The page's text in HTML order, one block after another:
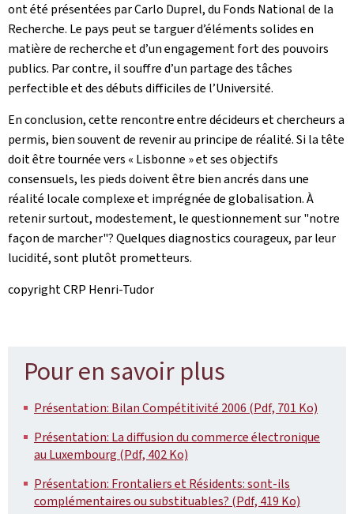
ont été présentées par Carlo Duprel, du Fonds National de la
Recherche. Le pays peut se targuer d’éléments solides en
matière de recherche et d’un engagement fort des pouvoirs
publics. Par contre, il souffre d’un partage des tâches
perfectible et des débuts difficiles de l’Université.
En conclusion, cette rencontre entre décideurs et chercheurs a
permis, bien souvent de revenir au principe de réalité. Si la tête
doit être tournée vers « Lisbonne » et ses objectifs
consensuels, les pieds doivent être bien ancrés dans une
réalité locale complexe et imprégnée de globalisation. À
retenir surtout, modestement, le questionnement sur "notre
façon de marcher"? Quelques diagnostics courageux, par leur
lucidité, sont plutôt prometteurs.
copyright CRP Henri-Tudor
Pour en savoir plus
Présentation: Bilan Compétitivité 2006 (Pdf, 701 Ko)
Présentation: La diffusion du commerce électronique
au Luxembourg (Pdf, 402 Ko)
Présentation: Frontaliers et Résidents: sont-ils
complémentaires ou substituables? (Pdf, 419 Ko)